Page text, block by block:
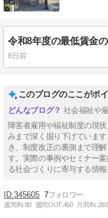
令和8年度の最低賃金
8日前
このブログのここがポ
社会福祉や
障害者雇用や福祉制度の現
みまで深く掘り下げていま
き、制度改正の裏側まで理
す。実際の事例やセミナー
る社会づくりに寄与する情報
345605 7
週間IN:80 週間OUT:460 月間IN:280